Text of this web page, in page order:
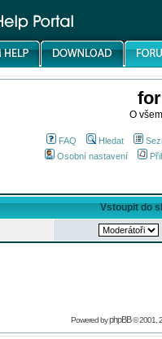
O
FAQ Hledat
Osobní nastavení
Vstoupit do
Powered byphpBB© 2001,